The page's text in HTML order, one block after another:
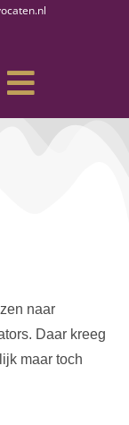
naar
Daar kreeg
maar toch